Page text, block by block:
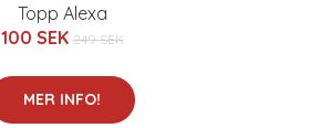
Topp Alexa
100 SEK 249 SEK
MER INFO!